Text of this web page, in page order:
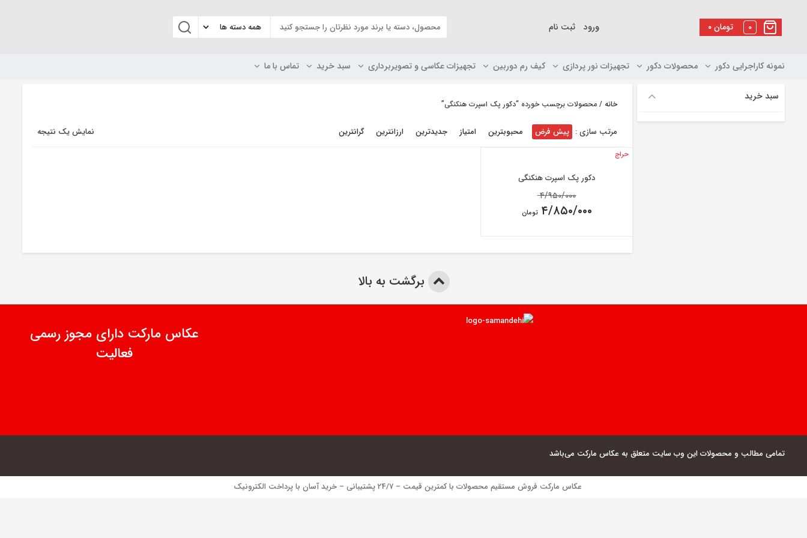
۰تومان 0 ورود ثبت نام
نمونه کاراجرایی دکور محصولات دکور تجهیزات نور پردازی کیف رم دوربین تجهیزات عکاسی و تصویربرداری سبد خرید تماس با ما
خانه / محصولات برچسب خورده “دکور پک اسپرت هنکنگی”
نمایش یک نتیجه مرتب سازی : پیش فرض محبوبترین امتیاز جدیدترین ارزانترین گرانترین
حراج
دکور پک اسپرت هنکنگی
۴/۹۵۰/۰۰۰Original
was: ۴/۸۵۰/۰۰۰ تومان
۴/۸۵۰/۰۰۰ تومان.
سبد خرید
برگشت به بالا
عکاس مارکت دارای مجوز رسمی
فعالیت
تمامی مطالب و محصولات این وب سایت متعلق به عکاس مارکت می‌باشد
عکاس مارکت فروش مستقیم محصولات با کمترین قیمت – 24/7 پشتیبانی – خرید آسان با پرداخت الکترونیک